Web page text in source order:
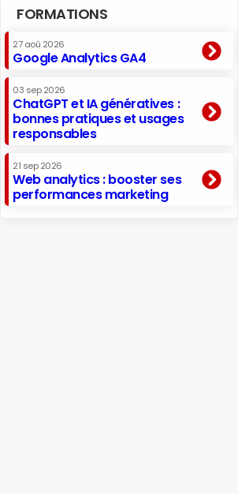
FORMATIONS
27 aoû 2026
Google Analytics GA4
03 sep 2026
ChatGPT et IA génératives :
bonnes pratiques et usages
responsables
21 sep 2026
Web analytics : booster ses
performances marketing